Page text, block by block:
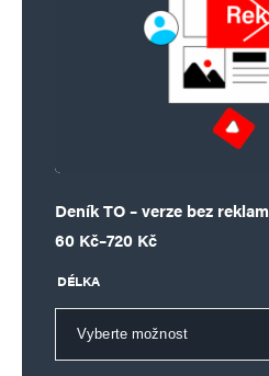
Deník TO – verze bez reklam
60 Kč–720 Kč
Rozpětí cen: 60 Kč až 720 Kč
DÉLKA